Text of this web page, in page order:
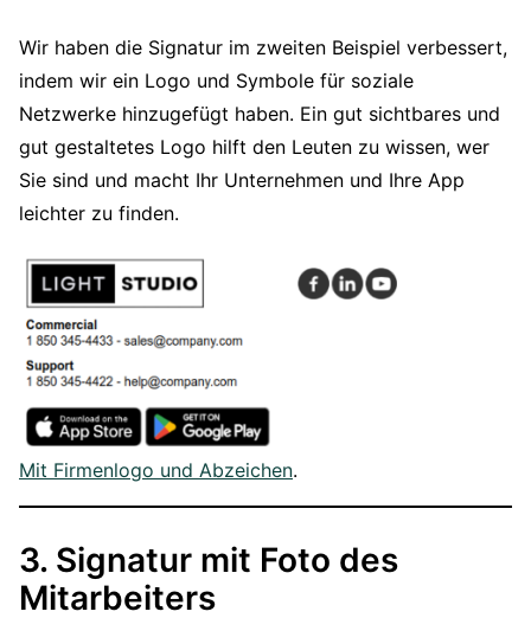
Wir haben die Signatur im zweiten Beispiel verbessert,
indem wir ein Logo und Symbole für soziale
Netzwerke hinzugefügt haben. Ein gut sichtbares und
gut gestaltetes Logo hilft den Leuten zu wissen, wer
Sie sind und macht Ihr Unternehmen und Ihre App
leichter zu finden.
Mit Firmenlogo und Abzeichen.
3. Signatur mit Foto des
Mitarbeiters